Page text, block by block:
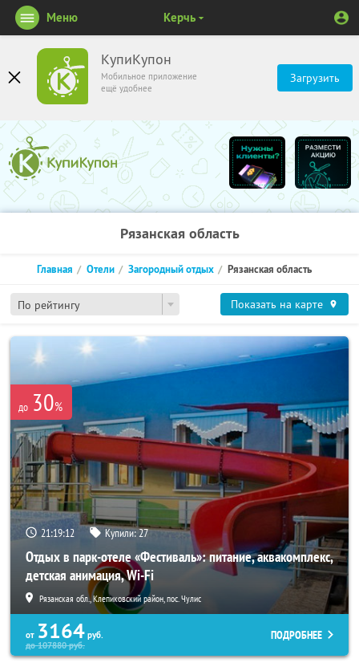
КупиКупон
Мобильное приложение
ещё удобнее
Загрузить
Меню Керчь
Рязанская область
По рейтингу
Главная Отели Загородный отдых Рязанская область
Показать на карте
до 30%
21:19:11 Купили:27
Отдых в парк-отеле «Фестиваль»: питание, аквакомплекс,
детская анимация, Wi-Fi
Рязанская обл., Клепиковский район, пос. Чулис
от 3164 руб.
до107880руб.
ПОДРОБНЕЕ